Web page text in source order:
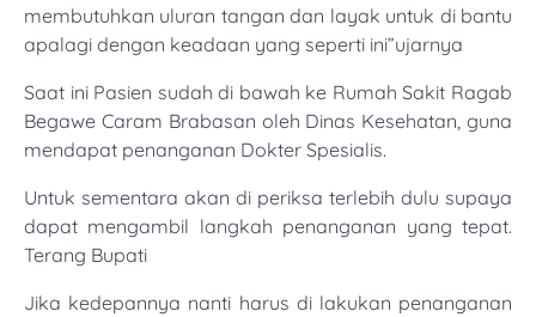
membutuhkan uluran tangan dan layak untuk di bantu
apalagi dengan keadaan yang seperti ini”ujarnya
Saat ini Pasien sudah di bawah ke Rumah Sakit Ragab
Begawe Caram Brabasan oleh Dinas Kesehatan, guna
mendapat penanganan Dokter Spesialis.
Untuk sementara akan di periksa terlebih dulu supaya
dapat mengambil langkah penanganan yang tepat.
Terang Bupati
Jika kedepannya nanti harus di lakukan penanganan